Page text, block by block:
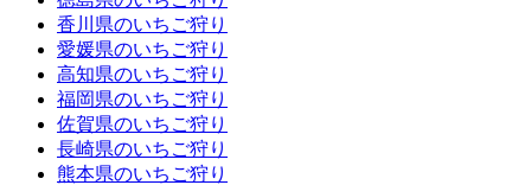
香川県のいちご狩り
愛媛県のいちご狩り
高知県のいちご狩り
福岡県のいちご狩り
佐賀県のいちご狩り
長崎県のいちご狩り
熊本県のいちご狩り